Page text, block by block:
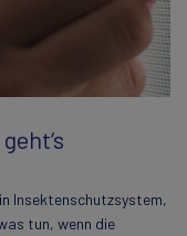
Insektenschutzsystem,
tun, wenn die